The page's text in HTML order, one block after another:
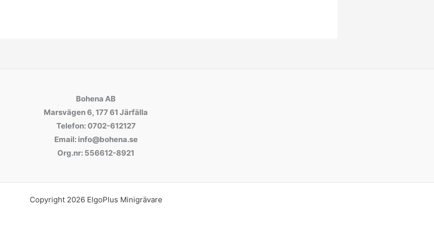
Bohena AB
Marsvägen 6, 177 61 Järfälla
Telefon: 0702-612127
Email: info@bohena.se
Org.nr: 556612-8921
Copyright 2026 ElgoPlus Minigrävare